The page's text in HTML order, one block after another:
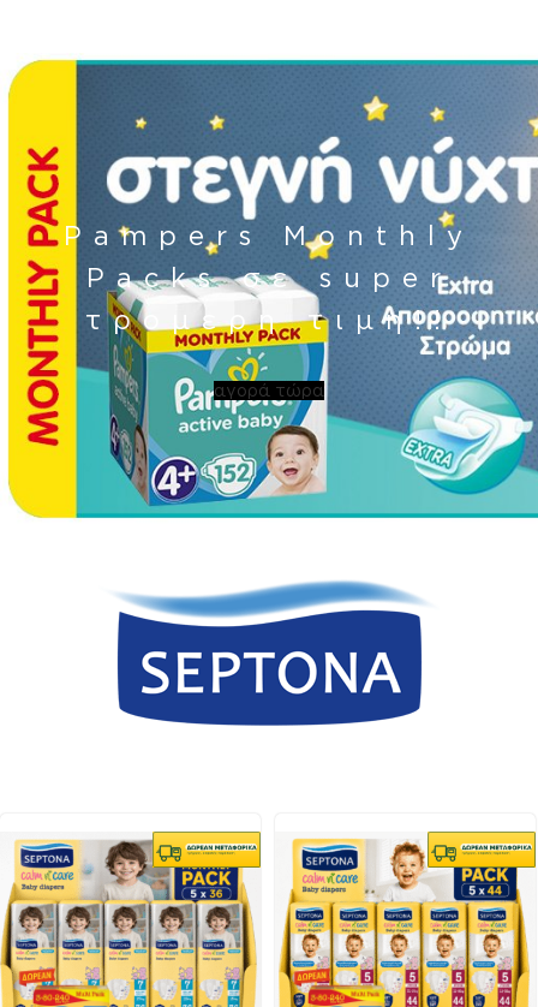
Pampers Monthly
Packs σε super
τρομερη τιμη!!
αγορά τώρα